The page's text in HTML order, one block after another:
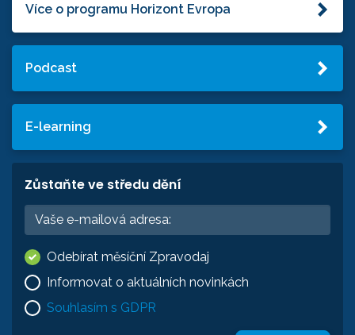
Více o programu Horizont Evropa
Podcast
E-learning
Zůstaňte ve středu dění
Odebírat měsíční Zpravodaj
Informovat o aktuálních novinkách
Souhlasím s GDPR